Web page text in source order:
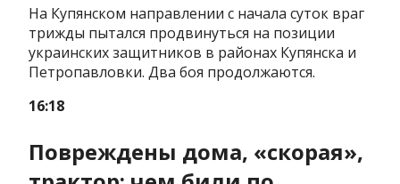
На Купянском направлении с начала суток враг
трижды пытался продвинуться на позиции
украинских защитников в районах Купянска и
Петропавловки. Два боя продолжаются.
16:18
Повреждены дома, «скорая»,